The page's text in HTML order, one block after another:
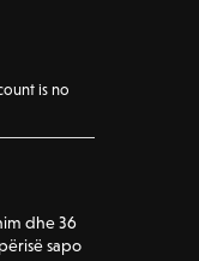
is no
dhe 36
sapo